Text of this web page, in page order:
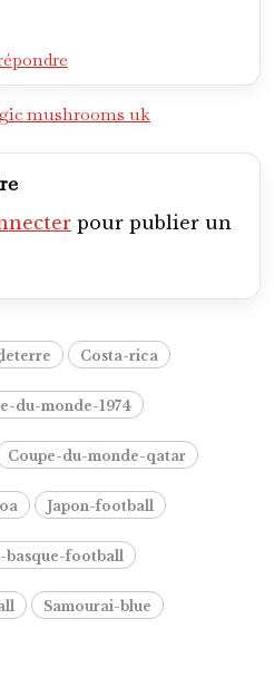
mushrooms uk
pour publier un
Costa-rica
du-monde-1974
Coupe-du-monde-qatar
Japon-football
basque-football
Samourai-blue